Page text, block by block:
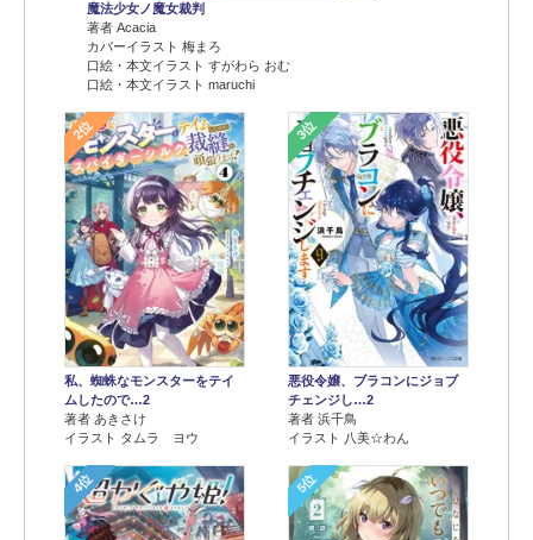
魔法少女ノ魔女裁判
著者 Acacia
カバーイラスト 梅まろ
口絵・本文イラスト すがわら おむ
口絵・本文イラスト maruchi
2位
私、蜘蛛なモンスターをテイ
ムしたので…2
著者 あきさけ
イラスト タムラ ヨウ
3位
悪役令嬢、ブラコンにジョブ
チェンジし…2
著者 浜千鳥
イラスト 八美☆わん
4位 5位